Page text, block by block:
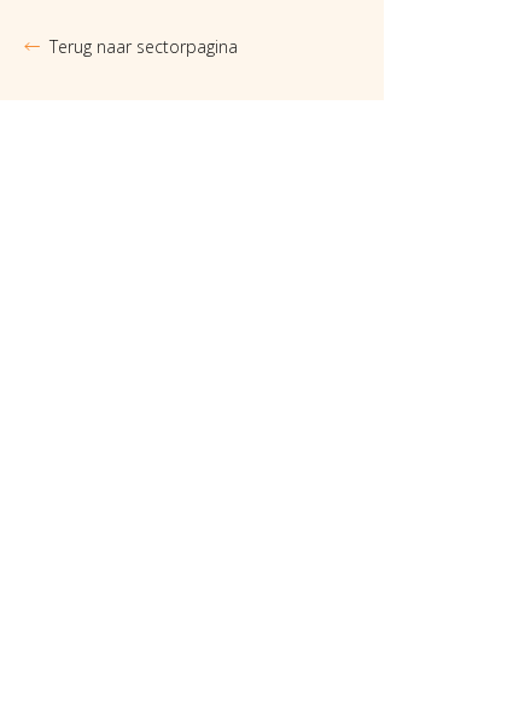
Terug naar sectorpagina